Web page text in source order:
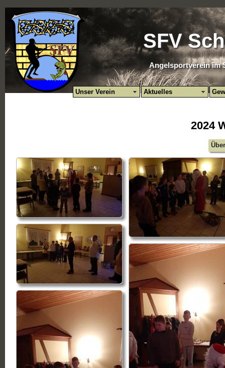
SFV
Angelsportverein im
Unser Verein Aktuelles